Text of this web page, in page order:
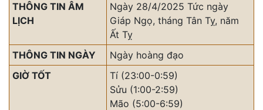
THÔNG TIN ÂM
LỊCH
Ngày 28/4/2025 Tức ngày
Giáp Ngọ, tháng Tân Tỵ, năm
Ất Tỵ
THÔNG TIN NGÀY
Ngày hoàng đạo
GIỜ TỐT
Tí (23:00-0:59)
Sửu (1:00-2:59)
Mão (5:00-6:59)